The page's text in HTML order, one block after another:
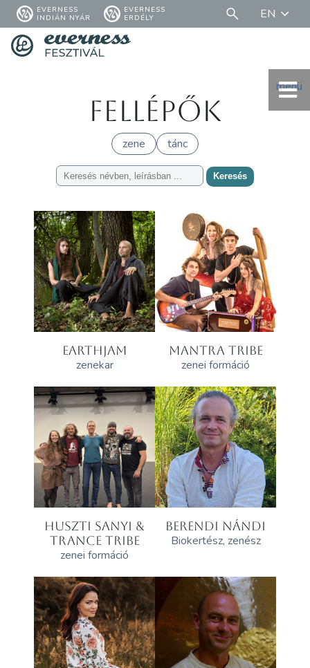
EVERNESS
INDIÁN NYÁR
EVERNESS
ERDÉLY
EN
menü
Fellépők
zene tánc
Keresés
EARTHJAM
zenekar
MANTRA TRIBE
zenei formáció
HUSZTI SANYI &
TRANCE TRIBE
zenei formáció
BERENDI NÁNDI
Biokertész, zenész